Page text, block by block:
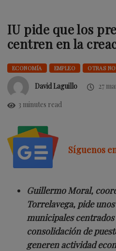
IU pide que los
centren en la
ECONOMÍA EMPLEO OTRAS
David Laguillo 27
3 minutes read
Síguenos
Guillermo Moral,
Torrelavega, pide
municipales
consolidación de
generen actividad